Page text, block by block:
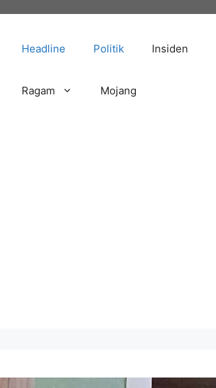
Headline Politik Insiden
Ragam Mojang